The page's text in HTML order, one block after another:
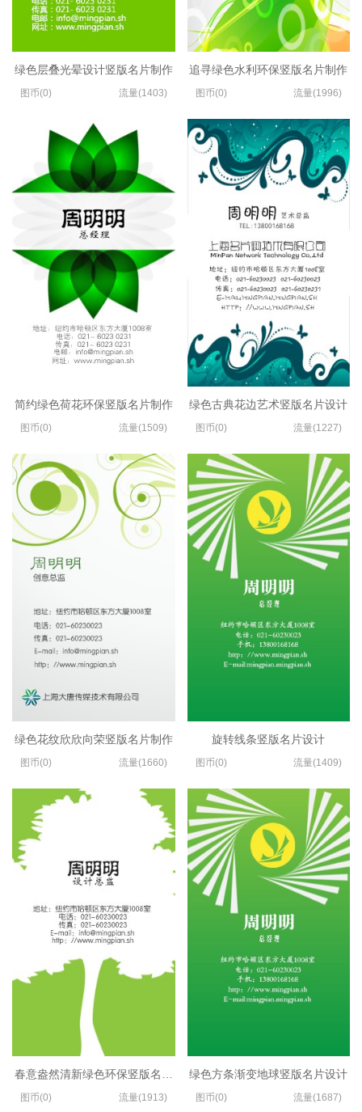
绿色层叠光晕设计竖版名片制作
图币(0) 流量(1403)
简约绿色荷花环保竖版名片制作
图币(0) 流量(1509)
绿色花纹欣欣向荣竖版名片制作
图币(0) 流量(1660)
春意盎然清新绿色环保竖版名片设计
图币(0) 流量(1913)
追寻绿色水利环保竖版名片制作
图币(0) 流量(1996)
绿色古典花边艺术竖版名片设计
图币(0) 流量(1227)
旋转线条竖版名片设计
图币(0) 流量(1409)
绿色方条渐变地球竖版名片设计
图币(0) 流量(1687)